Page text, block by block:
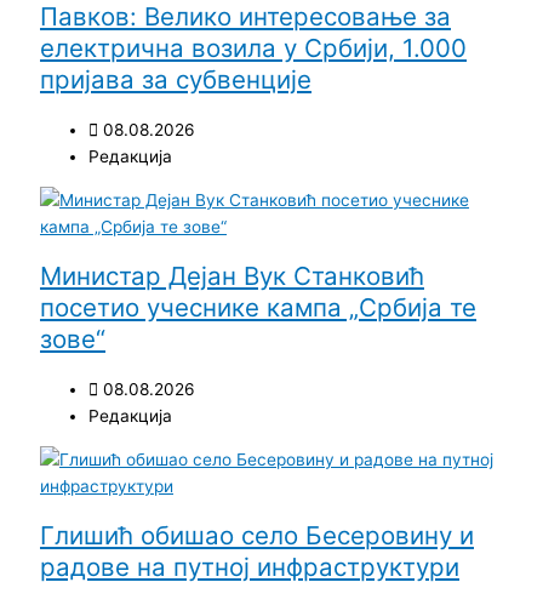
Павков: Велико интересовање за
електрична возила у Србији, 1.000
пријава за субвенције
08.08.2026
Редакција
Министар Дејан Вук Станковић
посетио учеснике кампа „Србија те
зове“
08.08.2026
Редакција
Глишић обишао село Бесеровину и
радове на путној инфраструктури